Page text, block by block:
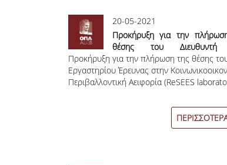
20-05-2021
Προκήρυξη για την
θέσης του Διευθυντή
Εργαστηρίου Έρευνας
Περιβαλλοντική Αειφορία
Προκήρυξη για την πλήρωση της θέσης
Εργαστηρίου Έρευνας στην
Περιβαλλοντική Αειφορία (ReSEES
Σελίδες